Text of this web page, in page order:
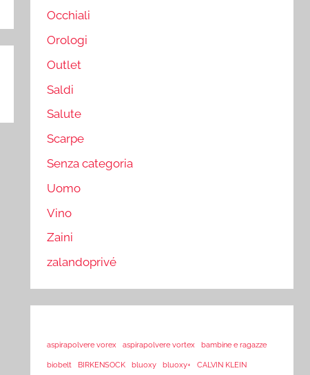
Occhiali
Orologi
Outlet
Saldi
Salute
Scarpe
Senza categoria
Uomo
Vino
Zaini
zalandoprivé
aspirapolvere vorex aspirapolvere vortex bambine e ragazze
biobelt BIRKENSOCK bluoxy bluoxy+ CALVIN KLEIN